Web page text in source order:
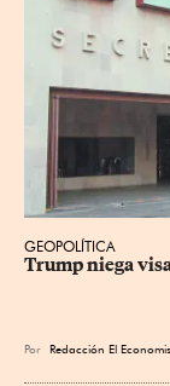
GEOPOLÍTICA
Trump niega
Por Redacción El